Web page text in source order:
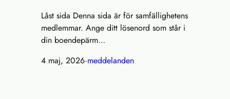
Låst sida Denna sida är för samfällighetens
medlemmar. Ange ditt lösenord som står i
din boendepärm…
4 maj, 2026·meddelanden